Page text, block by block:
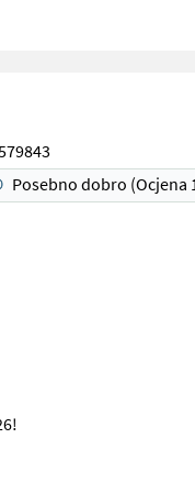
Posebno dobro (Ocjena